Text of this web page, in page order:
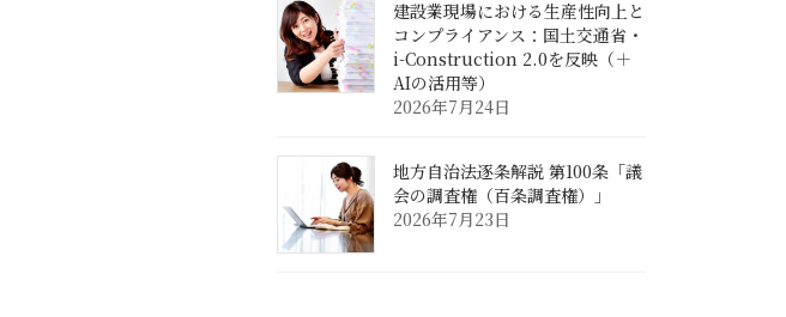
建設業現場における生産性向上と
コンプライアンス：国土交通省・
i-Construction 2.0を反映（＋
AIの活用等）
2026年7月24日
地方自治法逐条解説 第100条「議
会の調査権（百条調査権）」
2026年7月23日